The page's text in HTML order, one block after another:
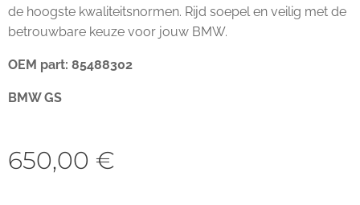
de hoogste kwaliteitsnormen. Rijd soepel en veilig met de
betrouwbare keuze voor jouw BMW.
OEM part: 85488302
BMW GS
650,00 €